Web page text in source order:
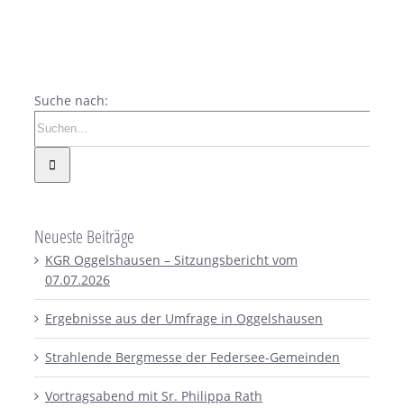
Suche nach:
Neueste Beiträge
KGR Oggelshausen – Sitzungsbericht vom
07.07.2026
Ergebnisse aus der Umfrage in Oggelshausen
Strahlende Bergmesse der Federsee-Gemeinden
Vortragsabend mit Sr. Philippa Rath